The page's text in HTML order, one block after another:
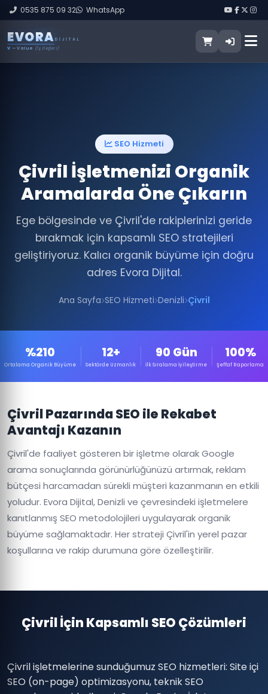
0535 875 09 32 WhatsApp
EVORA DIJITAL
V — Value (İş Değeri)
SEO Hizmeti
Çivril İşletmenizi Organik
Aramalarda Öne Çıkarın
Ege bölgesinde ve Çivril'de rakiplerinizi geride
bırakmak için kapsamlı SEO stratejileri
geliştiriyoruz. Kalıcı organik büyüme için doğru
adres Evora Dijital.
Ana Sayfa SEO Hizmeti Denizli Çivril
%210
Ortalama Organik Büyüme
12+
Sektörde Uzmanlık
90 Gün
İlk Sıralama İyileştirme
100%
Şeffaf Raporlama
Çivril Pazarında SEO ile Rekabet
Avantajı Kazanın
Çivril'de faaliyet gösteren bir işletme olarak Google
arama sonuçlarında görünürlüğünüzü artırmak, reklam
bütçesi harcamadan sürekli müşteri kazanmanın en etkili
yoludur. Evora Dijital, Denizli ve çevresindeki işletmelere
kanıtlanmış SEO metodolojileri uygulayarak organik
büyüme sağlamaktadır. Her strateji Çivril'in yerel pazar
koşullarına ve rakip durumuna göre özelleştirilir.
Çivril İçin Kapsamlı SEO Çözümleri
Çivril işletmelerine sunduğumuz SEO hizmetleri: Site içi
SEO (on-page) optimizasyonu, teknik SEO